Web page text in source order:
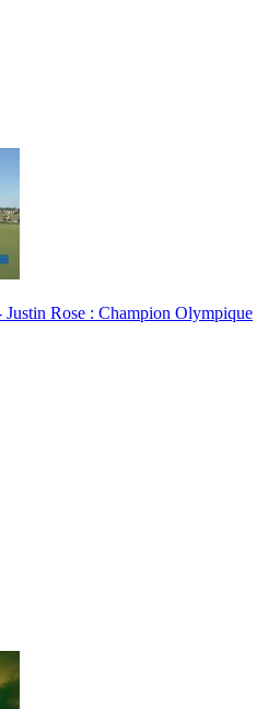
Rose : Champion Olympique